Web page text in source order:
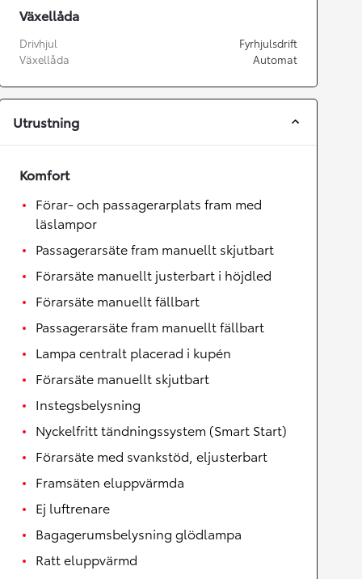
Växellåda
Drivhjul
Fyrhjulsdrift
Växellåda
Automat
Utrustning
Komfort
Förar- och passagerarplats fram med
läslampor
Passagerarsäte fram manuellt skjutbart
Förarsäte manuellt justerbart i höjdled
Förarsäte manuellt fällbart
Passagerarsäte fram manuellt fällbart
Lampa centralt placerad i kupén
Förarsäte manuellt skjutbart
Instegsbelysning
Nyckelfritt tändningssystem (Smart Start)
Förarsäte med svankstöd, eljusterbart
Framsäten eluppvärmda
Ej luftrenare
Bagagerumsbelysning glödlampa
Ratt eluppvärmd